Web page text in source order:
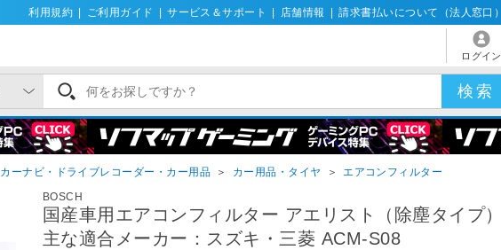
利用規約 ご利用ガイド サービス＆サポート 店舗情報 請求書払いについて（法人窓口）
ログイン
カーナビ・ドライブレコーダー・カー用品 ＞ カー用品・タイヤ ＞
エアコンフィルター
BOSCH
国産車用エアコンフィルター アエリスト（除塵タイプ）
主な適合メーカー：スズキ・三菱 ACM-S08